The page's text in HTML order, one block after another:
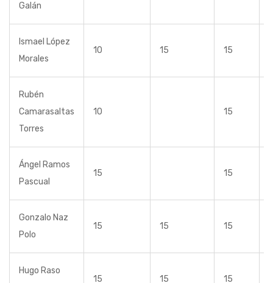
Galán
Ismael López
Morales
10 15 15
Rubén
Camarasaltas
Torres
10 15
Ángel Ramos
Pascual
15 15
Gonzalo Naz
Polo
15 15 15
Hugo Raso
15 15 15